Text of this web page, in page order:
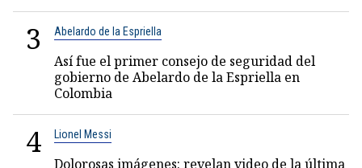
3 Abelardo de la Espriella
Así fue el primer consejo de seguridad del
gobierno de Abelardo de la Espriella en
Colombia
4 Lionel Messi
Dolorosas imágenes: revelan video de la última